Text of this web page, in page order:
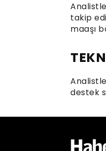
takip
maaşı
destek